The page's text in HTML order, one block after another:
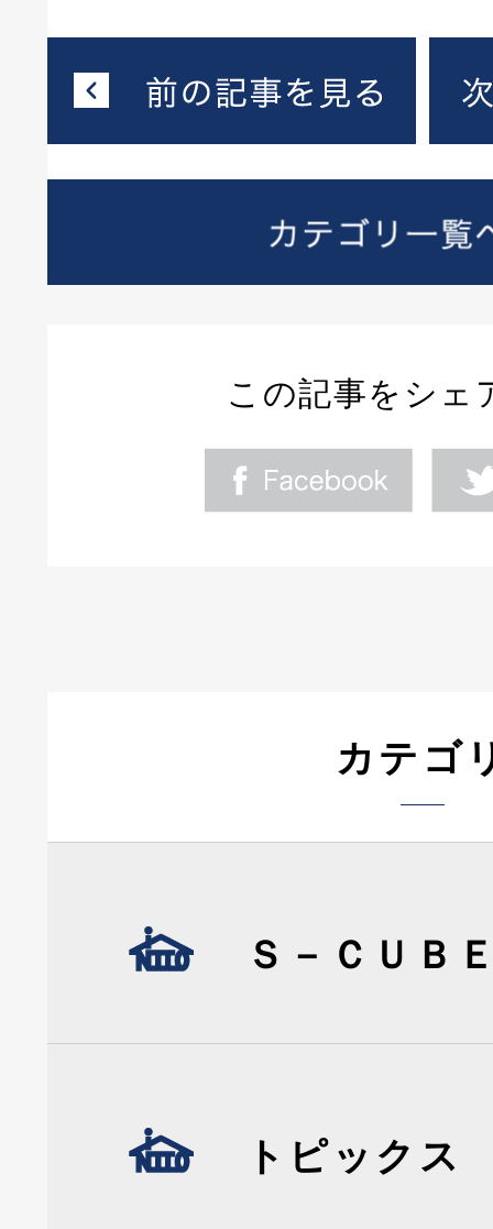
この記事をシェ
カテゴ
Ｓ－ＣＵＢ
トピックス